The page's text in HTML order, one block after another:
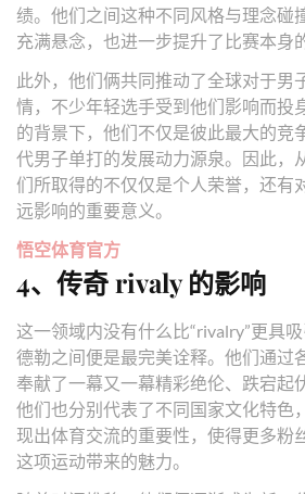
绩。他们之间这种不同风格与理念碰
充满悬念，也进一步提升了比赛本身
此外，他们俩共同推动了全球对于男
情，不少年轻选手受到他们影响而投
的背景下，他们不仅是彼此最大的竞
代男子单打的发展动力源泉。因此，
们所取得的不仅仅是个人荣誉，还有
远影响的重要意义。
悟空体育官方
4、传奇 rivaly 的影响
这一领域内没有什么比“rivalry”更具
德勒之间便是最完美诠释。他们通过
奉献了一幕又一幕精彩绝伦、跌宕起
他们也分别代表了不同国家文化特色
现出体育交流的重要性，使得更多粉
这项运动带来的魅力。